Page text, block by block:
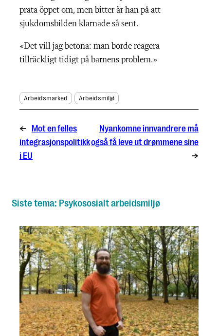
prata öppet om, men bitter är han på att
sjukdomsbilden klarnade så sent.
«Det vill jag betona: man borde reagera
tillräckligt tidigt på barnens problem.»
Arbeidsmarked Arbeidsmiljø
←
Mot en felles
integrasjonspolitikk
i EU
Nyankomne innvandrere må
også få leve ut drømmene sine
→
Siste tema: Psykososialt arbeidsmiljø